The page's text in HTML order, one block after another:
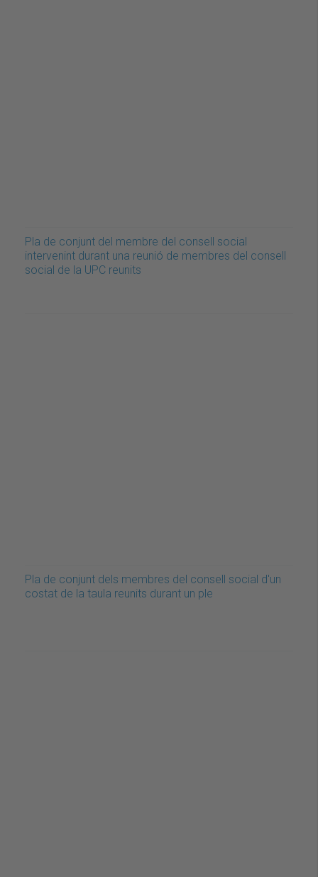
Pla de conjunt del membre del consell social
intervenint durant una reunió de membres del consell
social de la UPC reunits
Pla de conjunt dels membres del consell social d'un
costat de la taula reunits durant un ple